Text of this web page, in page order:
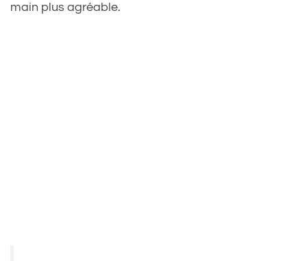
main plus agréable.